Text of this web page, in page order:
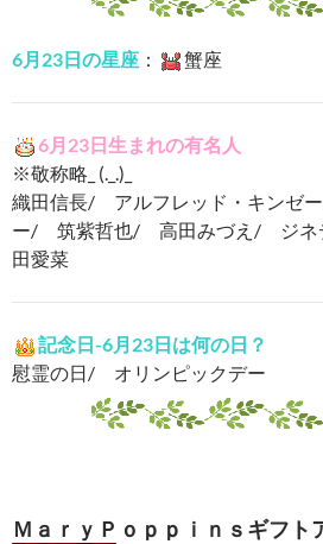
6月23日の星座 ： 蟹座
6月23日生まれの有名人
※敬称略_ (._.)_
織田信長/ アルフレッド・キンゼ
ー/ 筑紫哲也/ 高田みづえ/ ジネ
田愛菜
記念日-6月23日は何の日？
慰霊の日/ オリンピックデー
ＭａｒｙＰｏｐｐｉｎｓギフト